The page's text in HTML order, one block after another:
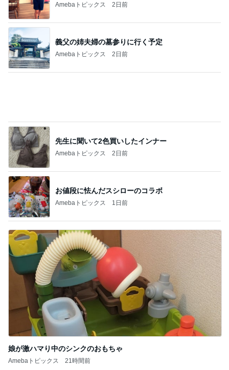
Amebaトピックス 2日前
義父の姉夫婦の墓参りに行く予定
Amebaトピックス 2日前
お値段に怯んだスシローのコラボ
Amebaトピックス 1日前
娘が激ハマり中のシンクのおもちゃ
Amebaトピックス 21時間前
記事を読む